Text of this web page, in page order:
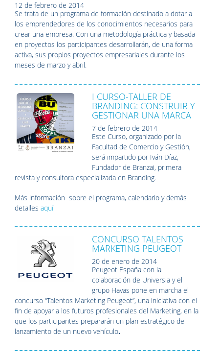
12 de febrero de 2014
Se trata de un programa de formación destinado a dotar a
los emprendedores de los conocimientos necesarios para
crear una empresa. Con una metodología práctica y basada
en proyectos los participantes desarrollarán, de una forma
activa, sus propios proyectos empresariales durante los
meses de marzo y abril.
I CURSO-TALLER DE
BRANDING: CONSTRUIR Y
GESTIONAR UNA MARCA
7 de febrero de 2014
Este Curso, organizado por la
Facultad de Comercio y Gestión,
será impartido por Iván Díaz,
Fundador de Branzai, primera
revista y consultora especializada en Branding.
Más información sobre el programa, calendario y demás
detalles aquí
CONCURSO TALENTOS
MARKETING PEUGEOT
20 de enero de 2014
Peugeot España con la
colaboración de Universia y el
grupo Havas pone en marcha el
concurso “Talentos Marketing Peugeot”, una iniciativa con el
fin de apoyar a los futuros profesionales del Marketing, en la
que los participantes prepararán un plan estratégico de
lanzamiento de un nuevo vehículo.